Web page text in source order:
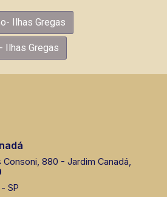
Ilhas Gregas
Ilhas Gregas
Consoni, 880 - Jardim Canadá,
SP